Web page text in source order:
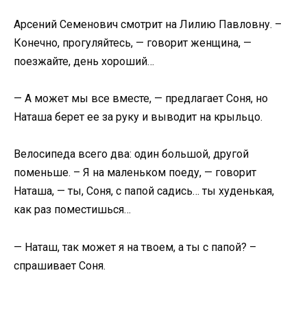
Арсений Семенович смотрит на Лилию Павловну. –
Конечно, прогуляйтесь, — говорит женщина, —
поезжайте, день хороший…
— А может мы все вместе, — предлагает Соня, но
Наташа берет ее за руку и выводит на крыльцо.
Велосипеда всего два: один большой, другой
поменьше. – Я на маленьком поеду, — говорит
Наташа, — ты, Соня, с папой садись… ты худенькая,
как раз поместишься…
— Наташ, так может я на твоем, а ты с папой? –
спрашивает Соня.